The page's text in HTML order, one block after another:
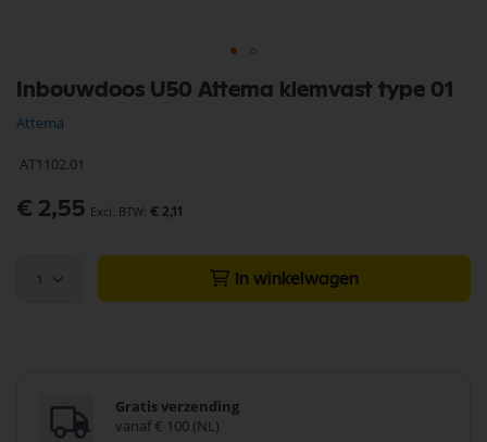
Inbouwdoos U50 Attema klemvast type 01
Attema
AT1102.01
€ 2,55 € 2,11
1 In winkelwagen
Gratis verzending
vanaf € 100 (NL)
naar
het
begin
de
gallerij